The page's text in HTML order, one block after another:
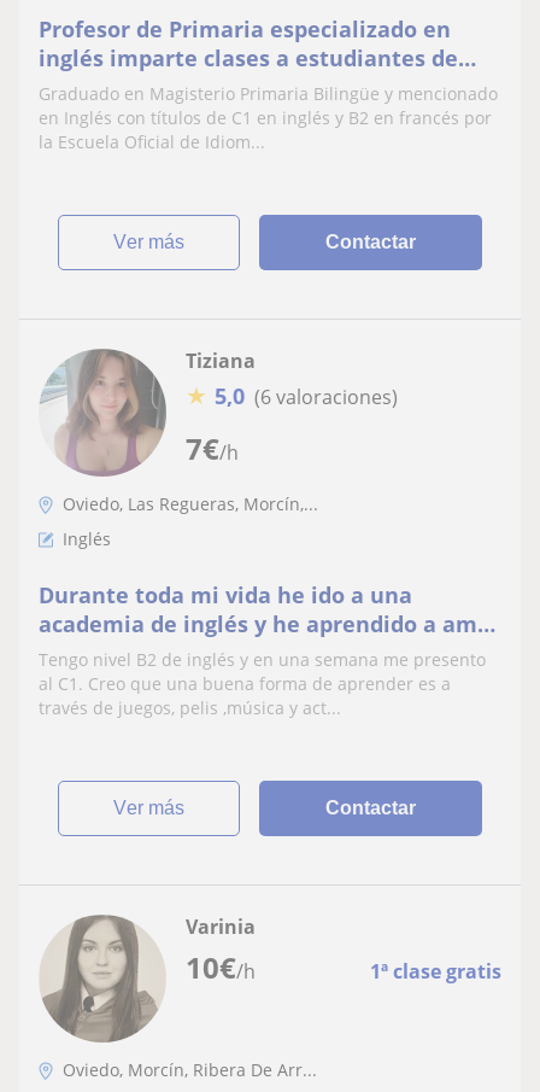
Profesor de Primaria especializado en
inglés imparte clases a estudiantes de
todas las edades
Graduado en Magisterio Primaria Bilingüe y mencionado
en Inglés con títulos de C1 en inglés y B2 en francés por
la Escuela Oficial de Idiom...
ver más Contactar
7€/h
Tiziana
★ 5,0 (6 valoraciones)
Oviedo, Las Regueras, Morcín,...
Inglés
Durante toda mi vida he ido a una
academia de inglés y he aprendido a amar
este idioma y a "estudiarlo" de formas
más divertidas
Tengo nivel B2 de inglés y en una semana me presento
al C1. Creo que una buena forma de aprender es a
través de juegos, pelis ,música y act...
ver más Contactar
10€/h 1ª clase gratis
Varinia
Oviedo, Morcín, Ribera De Arr...